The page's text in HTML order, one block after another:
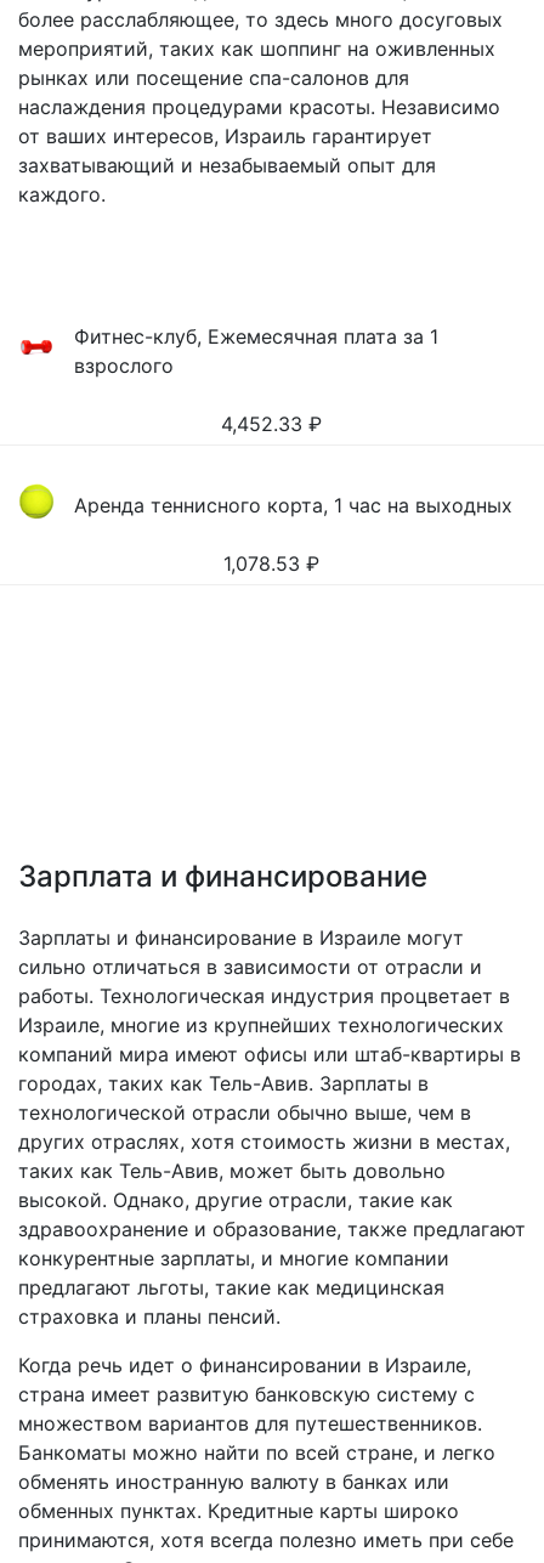
более расслабляющее, то здесь много досуговых
мероприятий, таких как шоппинг на оживленных
рынках или посещение спа-салонов для
наслаждения процедурами красоты. Независимо
от ваших интересов, Израиль гарантирует
захватывающий и незабываемый опыт для
каждого.
Фитнес-клуб, Ежемесячная плата за 1
взрослого
4,452.33 ₽
Аренда теннисного корта, 1 час на выходных
1,078.53 ₽
Зарплата и финансирование
Зарплаты и финансирование в Израиле могут
сильно отличаться в зависимости от отрасли и
работы. Технологическая индустрия процветает в
Израиле, многие из крупнейших технологических
компаний мира имеют офисы или штаб-квартиры в
городах, таких как Тель-Авив. Зарплаты в
технологической отрасли обычно выше, чем в
других отраслях, хотя стоимость жизни в местах,
таких как Тель-Авив, может быть довольно
высокой. Однако, другие отрасли, такие как
здравоохранение и образование, также предлагают
конкурентные зарплаты, и многие компании
предлагают льготы, такие как медицинская
страховка и планы пенсий.
Когда речь идет о финансировании в Израиле,
страна имеет развитую банковскую систему с
множеством вариантов для путешественников.
Банкоматы можно найти по всей стране, и легко
обменять иностранную валюту в банках или
обменных пунктах. Кредитные карты широко
принимаются, хотя всегда полезно иметь при себе